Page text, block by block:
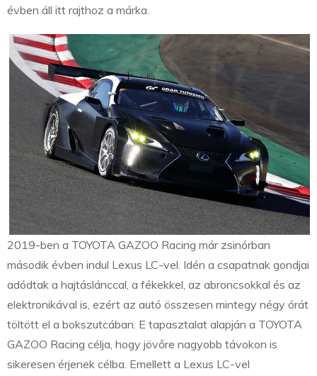
évben áll itt rajthoz a márka.
2019-ben a TOYOTA GAZOO Racing már zsinórban
második évben indul Lexus LC-vel. Idén a csapatnak gondjai
adódtak a hajtáslánccal, a fékekkel, az abroncsokkal és az
elektronikával is, ezért az autó összesen mintegy négy órát
töltött el a bokszutcában. E tapasztalat alapján a TOYOTA
GAZOO Racing célja, hogy jövőre nagyobb távokon is
sikeresen érjenek célba. Emellett a Lexus LC-vel